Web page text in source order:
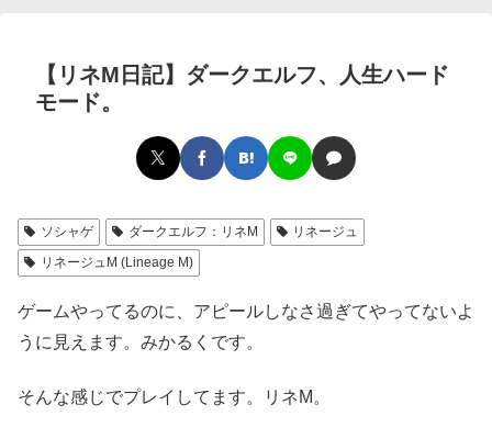
【リネM日記】ダークエルフ、人生ハード
モード。
ソシャゲ ダークエルフ：リネM
リネージュ
リネージュM (Lineage M)
ゲームやってるのに、アピールしなさ過ぎてやってないよ
うに見えます。みかるくです。
そんな感じでプレイしてます。リネM。